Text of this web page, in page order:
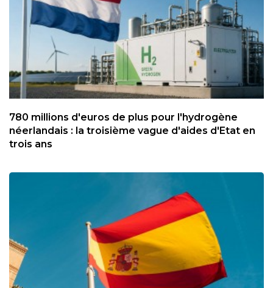
780 millions d'euros de plus pour l'hydrogène
néerlandais : la troisième vague d'aides d'Etat en
trois ans